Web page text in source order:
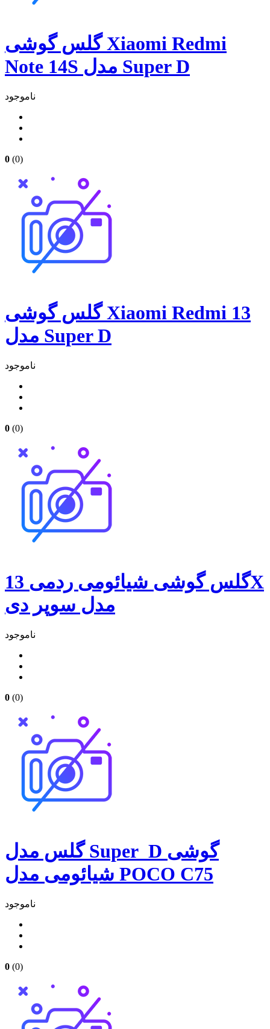
گلس گوشی Xiaomi Redmi
Note 14S مدل Super D
ناموجود
0 (0)
گلس گوشی Xiaomi Redmi 13
مدل Super D
ناموجود
0 (0)
گلس گوشی شیائومی ردمی 13X
مدل سوپر دی
ناموجود
0 (0)
گلس مدل Super_D گوشی
شیائومی مدل POCO C75
ناموجود
0 (0)